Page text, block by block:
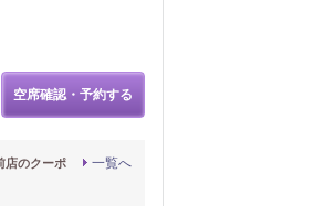
空席確認・予約する
一覧へ
店のクーポ